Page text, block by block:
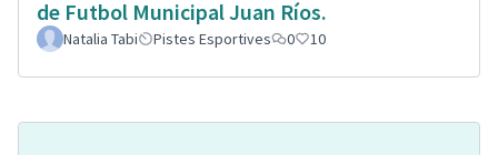
de Futbol Municipal Juan Ríos.
Natalia Tabi Pistes Esportives 0 10